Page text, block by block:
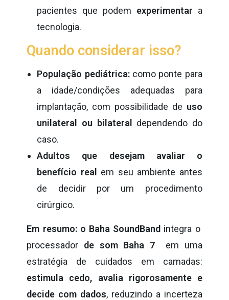
pacientes que podem experimentar a
tecnologia.
Quando considerar isso?
População pediátrica:como ponte para
a idade/condições adequadas para
implantação, com possibilidade de uso
unilateral ou bilateral dependendo do
caso.
Adultos que desejam avaliar o
benefício real em seu ambiente antes
de decidir por um procedimento
cirúrgico.
Em resumo: o Baha SoundBand integra o
processador de som Baha 7em uma
estratégia de cuidados em camadas:
estimula cedo, avalia rigorosamente e
decide com dados, reduzindo a incerteza